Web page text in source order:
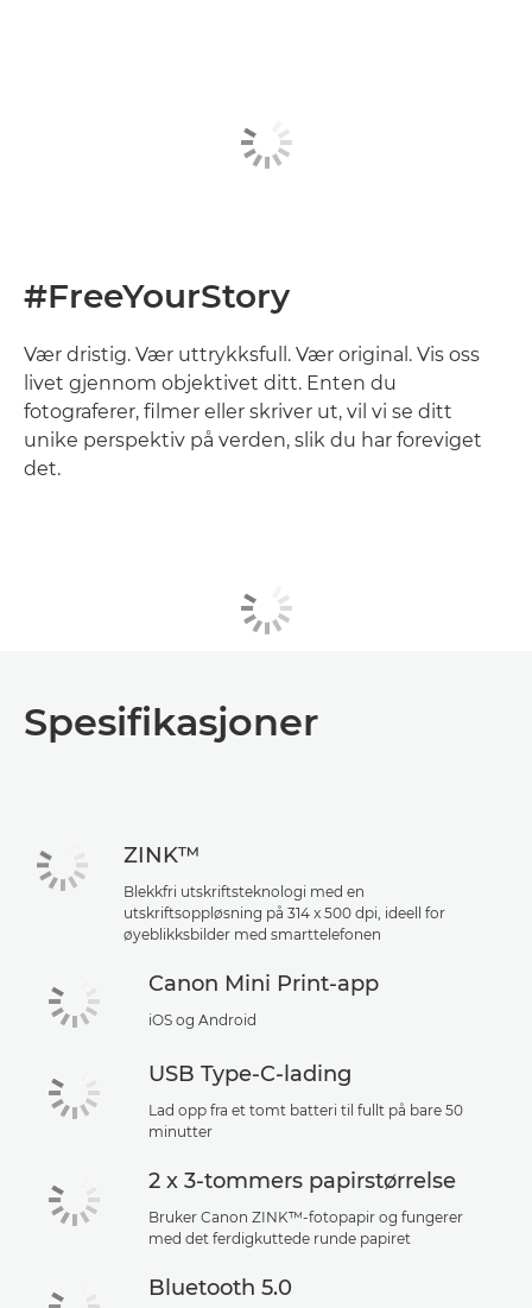
#FreeYourStory
Vær dristig. Vær uttrykksfull. Vær original. Vis oss
livet gjennom objektivet ditt. Enten du
fotograferer, filmer eller skriver ut, vil vi se ditt
unike perspektiv på verden, slik du har foreviget
det.
Spesifikasjoner
ZINK™
Blekkfri utskriftsteknologi med en
utskriftsoppløsning på 314 x 500 dpi, ideell for
øyeblikksbilder med smarttelefonen
Canon Mini Print-app
iOS og Android
USB Type-C-lading
Lad opp fra et tomt batteri til fullt på bare 50
minutter
2 x 3-tommers papirstørrelse
Bruker Canon ZINK™-fotopapir og fungerer
med det ferdigkuttede runde papiret
Bluetooth 5.0